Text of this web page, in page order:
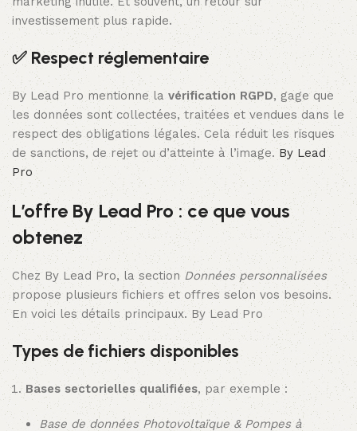
investissement plus rapide.
✅ Respect réglementaire
By Lead Pro mentionne la vérification RGPD, gage que
les données sont collectées, traitées et vendues dans le
respect des obligations légales. Cela réduit les risques
de sanctions, de rejet ou d’atteinte à l’image.By Lead
Pro
L’offre By Lead Pro : ce que vous
obtenez
Chez By Lead Pro, la section Données personnalisées
propose plusieurs fichiers et offres selon vos besoins.
En voici les détails principaux.By Lead Pro
Types de fichiers disponibles
Bases sectorielles qualifiées, par exemple :
Base de données Photovoltaïque & Pompes à